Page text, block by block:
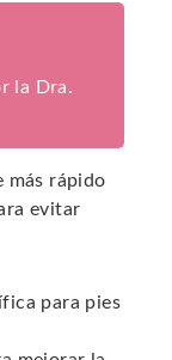
la Dra.
más rápido
evitar
para pies